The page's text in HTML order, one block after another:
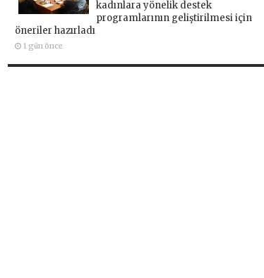
kadınlara yönelik destek
programlarının geliştirilmesi için
öneriler hazırladı
1 gün önce